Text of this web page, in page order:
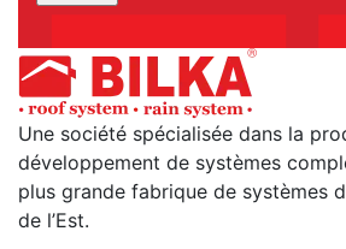
Une société spécialisée dans la
développement de systèmes
plus grande fabrique de systèmes
de l’Est.